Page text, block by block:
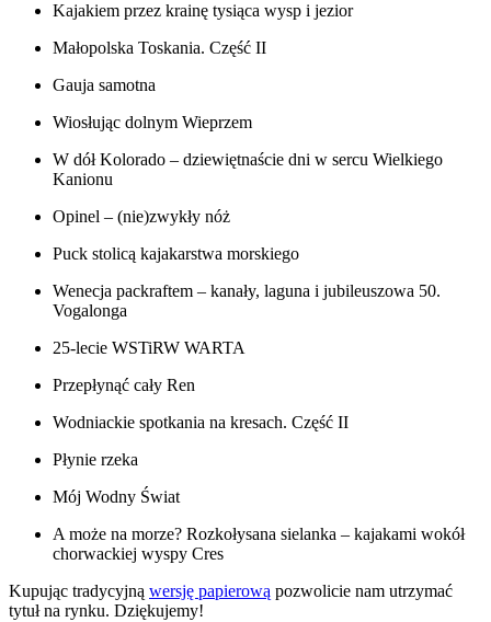
Kajakiem przez krainę tysiąca wysp i jezior
Małopolska Toskania. Część II
Gauja samotna
Wiosłując dolnym Wieprzem
W dół Kolorado – dziewiętnaście dni w sercu Wielkiego
Kanionu
Opinel – (nie)zwykły nóż
Puck stolicą kajakarstwa morskiego
Wenecja packraftem – kanały, laguna i jubileuszowa 50.
Vogalonga
25-lecie WSTiRW WARTA
Przepłynąć cały Ren
Wodniackie spotkania na kresach. Część II
Płynie rzeka
Mój Wodny Świat
A może na morze? Rozkołysana sielanka – kajakami wokół
chorwackiej wyspy Cres
Kupując tradycyjną wersję papierową pozwolicie nam utrzymać
tytuł na rynku. Dziękujemy!